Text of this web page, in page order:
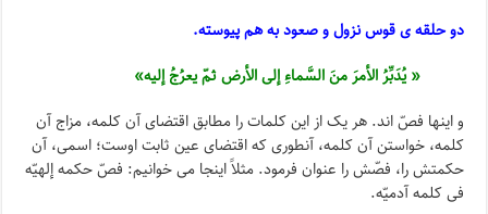
دو حلقه ی قوس نزول و صعود به هم پیوسته.
« یُدَبِّرُ الأمرَ منَ السَّماءِ إلی الأرض ثمّ یعرُجُ إلیه»
و اینها فصّ اند. هر یک از این کلمات را مطابق اقتضای آن کلمه، مزاج آن
کلمه، خواستن آن کلمه، آنطوری که اقتضای عین ثابت اوست؛ اسمی، آن
حکمتش را، فصّش را عنوان فرمود. مثلاً اینجا می خوانیم: فصّ حکمه إلهیّه
فی کلمه آدمیّه.